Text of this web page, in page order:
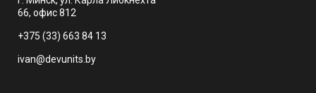
66, офис 812
+375 (33) 663 84 13
ivan@devunits.by